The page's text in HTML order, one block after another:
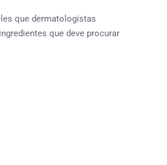
que dermatologistas
que deve procurar